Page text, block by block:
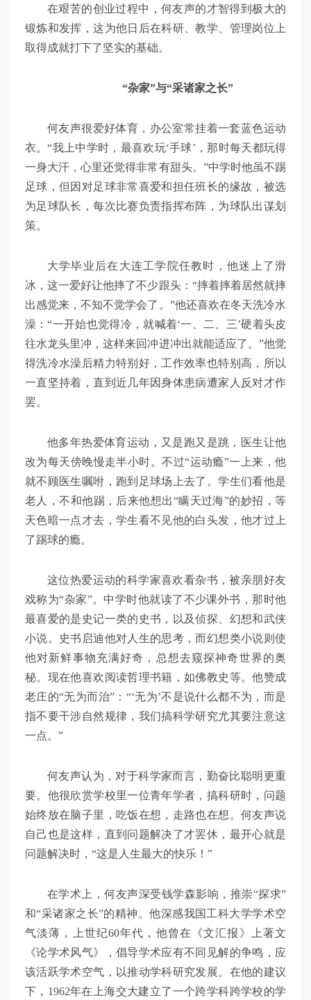
在艰苦的创业过程中，何友声的才智得到极大的
锻炼和发挥，这为他日后在科研、教学、管理岗位上
取得成就打下了坚实的基础。
“杂家”与“采诸家之长”
何友声很爱好体育，办公室常挂着一套蓝色运动
衣。“我上中学时，最喜欢玩‘手球’，那时每天都玩得
一身大汗，心里还觉得非常有甜头。”中学时他虽不踢
足球，但因对足球非常喜爱和担任班长的缘故，被选
为足球队长，每次比赛负责指挥布阵，为球队出谋划
策。
大学毕业后在大连工学院任教时，他迷上了滑
冰，这一爱好让他摔了不少跟头：“摔着摔着居然就摔
出感觉来，不知不觉学会了。”他还喜欢在冬天洗冷水
澡：“一开始也觉得冷，就喊着‘一、二、三’硬着头皮
往水龙头里冲，这样来回冲进冲出就能适应了。”他觉
得洗冷水澡后精力特别好，工作效率也特别高，所以
一直坚持着，直到近几年因身体患病遭家人反对才作
罢。
他多年热爱体育运动，又是跑又是跳，医生让他
改为每天傍晚慢走半小时。不过“运动瘾”一上来，他
就不顾医生嘱咐，跑到足球场上去了。学生们看他是
老人，不和他踢，后来他想出“瞒天过海”的妙招，等
天色暗一点才去，学生看不见他的白头发，他才过上
了踢球的瘾。
这位热爱运动的科学家喜欢看杂书，被亲朋好友
戏称为“杂家”。中学时他就读了不少课外书，那时他
最喜爱的是史记一类的史书，以及侦探、幻想和武侠
小说。史书启迪他对人生的思考，而幻想类小说则使
他对新鲜事物充满好奇，总想去窥探神奇世界的奥
秘。现在他喜欢阅读哲理书籍，如佛教史等。他赞成
老庄的“无为而治”：“‘无为’不是说什么都不为，而是
指不要干涉自然规律，我们搞科学研究尤其要注意这
一点。”
何友声认为，对于科学家而言，勤奋比聪明更重
要。他很欣赏学校里一位青年学者，搞科研时，问题
始终放在脑子里，吃饭在想，走路也在想。何友声说
自己也是这样，直到问题解决了才罢休，最开心就是
问题解决时，“这是人生最大的快乐！”
在学术上，何友声深受钱学森影响，推崇“探求”
和“采诸家之长”的精神。他深感我国工科大学学术空
气淡薄，上世纪60年代，他曾在《文汇报》上著文
《论学术风气》，倡导学术应有不同见解的争鸣，应
该活跃学术空气，以推动学科研究发展。在他的建议
下，1962年在上海交大建立了一个跨学科跨学校的学